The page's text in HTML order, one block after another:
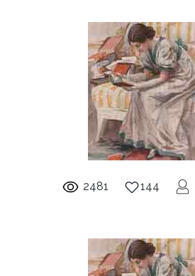
2481 144